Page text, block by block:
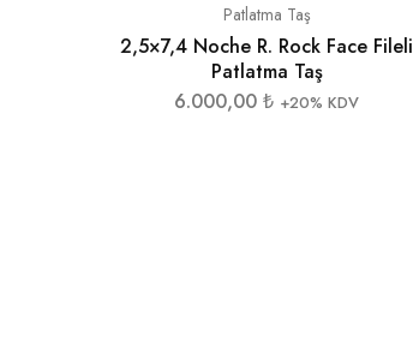
Patlatma Taş
2,5×7,4 Noche R. Rock Face Fileli
Patlatma Taş
6.000,00 ₺ +20% KDV